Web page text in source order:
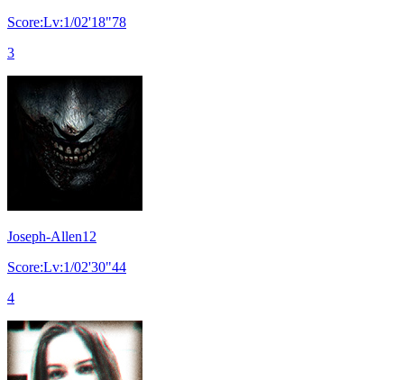
Score:Lv:1/02'18"78
3
Joseph-Allen12
Score:Lv:1/02'30"44
4